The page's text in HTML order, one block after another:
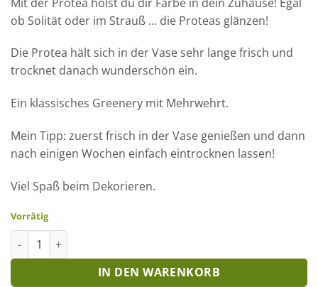
ob Solität oder im Strauß … die Proteas glänzen!
Die Protea hält sich in der Vase sehr lange frisch und
trocknet danach wunderschön ein.
Ein klassisches Greenery mit Mehrwehrt.
Mein Tipp: zuerst frisch in der Vase genießen und dann
nach einigen Wochen einfach eintrocknen lassen!
Viel Spaß beim Dekorieren.
Vorrätig
Protea Blüte Menge
IN DEN WARENKORB